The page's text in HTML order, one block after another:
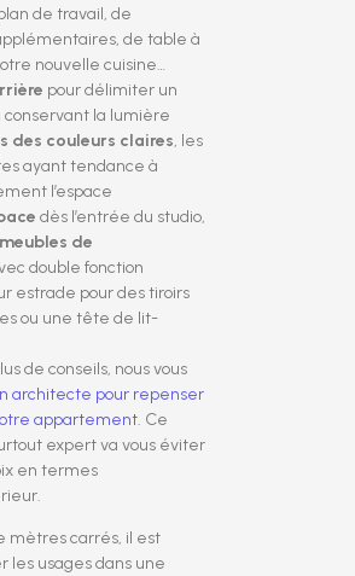
de travail, de
de table à
nouvelle cuisine…
pour délimiter un
la lumière
des couleurs claires, les
ayant tendance à
l’espace
dès l’entrée du studio,
de
double fonction
estrade pour des tiroirs
ou une tête de lit-
de conseils, nous vous
architecte pour repenser
appartement. Ce
expert va vous éviter
en termes
mètres carrés, il est
les usages dans une